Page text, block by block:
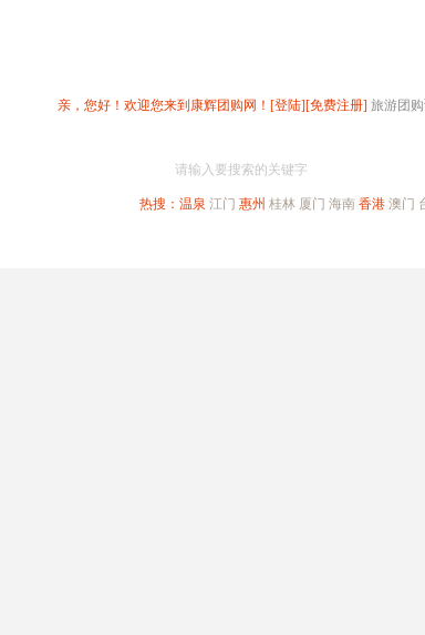
亲，您好！欢迎您来到康辉团购网！ [登陆][免费注册] 旅游团
请输入要搜索的关键字
热搜： 温泉 江门 惠州 桂林 厦门 海南 香港 澳门